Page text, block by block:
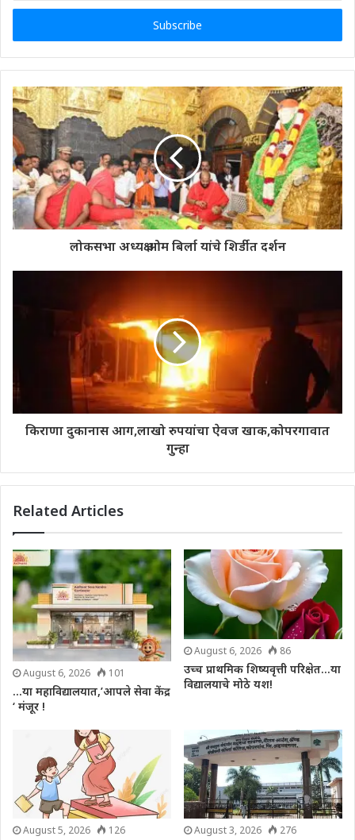
Email
लोकसभा अध्‍यक्ष ओम बिर्ला यांचे शिर्डीत दर्शन
किराणा दुकानास आग,लाखो रुपयांचा ऐवज खाक,कोपरगावात
गुन्हा
Related Articles
August 6, 2026 101
…या महाविद्यालयात,’आपले सेवा केंद्र
‘ मंजूर !
August 6, 2026 86
उच्च प्राथमिक शिष्यवृत्ती परिक्षेत…या
विद्यालयाचे मोठे यश!
August 5, 2026 126 August 3, 2026 276